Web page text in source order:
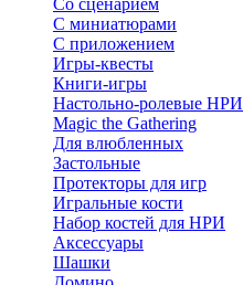
Со сценарием
С миниатюрами
С приложением
Игры-квесты
Книги-игры
Настольно-ролевые НРИ
Magic the Gathering
Для влюбленных
Застольные
Протекторы для игр
Игральные кости
Набор костей для НРИ
Аксессуары
Шашки